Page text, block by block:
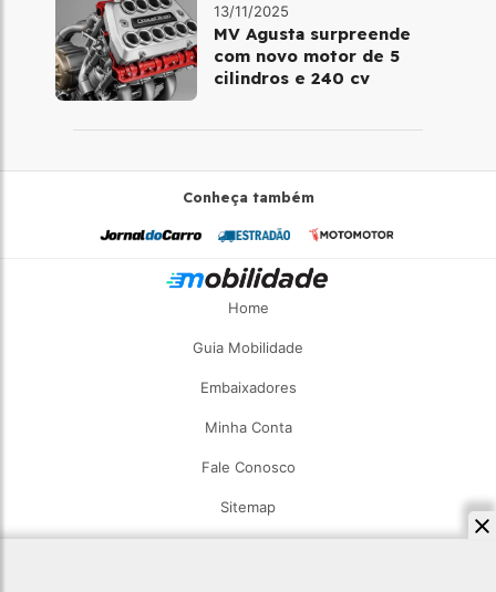
13/11/2025
MV Agusta surpreende
com novo motor de 5
cilindros e 240 cv
Conheça também
Home
Guia Mobilidade
Embaixadores
Minha Conta
Fale Conosco
Sitemap